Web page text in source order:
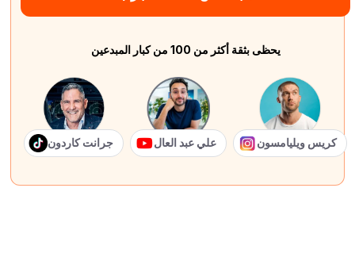
يحظى بثقة أكثر من 100 من كبار المبدعين
جرانت كاردون علي عبد العال كريس ويليامسون